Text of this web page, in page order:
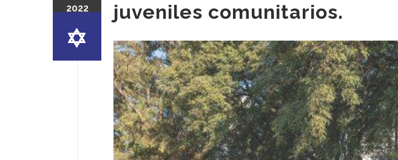
juveniles comunitarios.
2022